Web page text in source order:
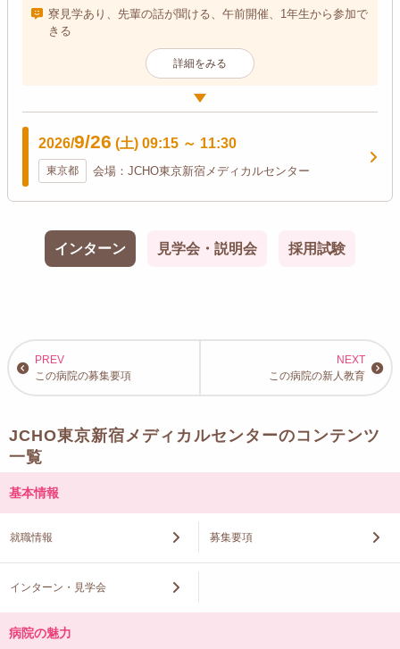
寮見学あり、先輩の話が聞ける、午前開催、1年生から参加で
きる
詳細をみる
2026/9/26 (土) 09:15 ～ 11:30
東京都 会場：JCHO東京新宿メディカルセンター
インターン 見学会・説明会 採用試験
この病院の募集要項 この病院の新人教育
JCHO東京新宿メディカルセンターのコンテンツ
一覧
基本情報
就職情報 募集要項
インターン・見学会
病院の魅力